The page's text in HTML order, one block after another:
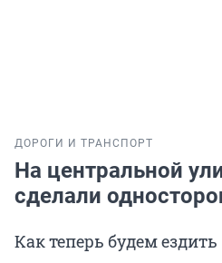
ДОРОГИ И ТРАНСПОРТ
На центральной
сделали
Как теперь будем ездить